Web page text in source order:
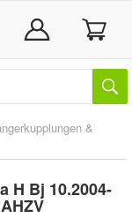
&
H Bj 10.2004-